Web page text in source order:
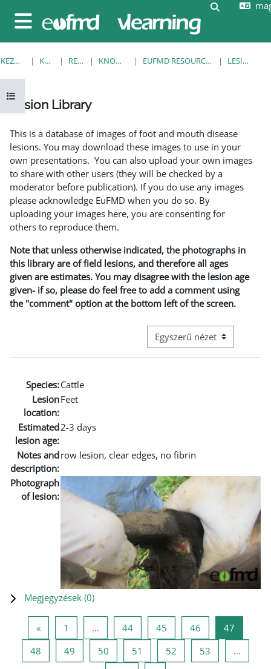
Oldalpanel
Keresési
Kurzusmutató megnyitása
KEZDŐOLDAL KURZUSOK RESOURCES KNOWLEDGE BANK EUFMD RESOURCES: CLINICAL DIAGNOSIS LESION LIBRARY
Lesion Library
This is a database of images of foot and mouth disease
lesions. You may download these images to use in your
own presentations. You can also upload your own images
to share with other users (they will be checked by a
moderator before publication). If you do use any images
please acknowledge EuFMD when you do so. By
uploading your images here, you are consenting for
others to reproduce them.
Note that unless otherwise indicated, the photographs in
this library are of field lesions, and therefore all ages
given are estimates. You may disagree with the lesion age
given- if so, please do feel free to add a comment using
the "comment" option at the bottom left of the screen.
Harmadik szintű navigáció
Species:Cattle
Lesion
location:
Feet
Estimated
lesion age:
2-3 days
Notes and
description:
row lesion, clear edges, no fibrin
Photograph
of lesion:
Megjegyzések (0)
«Előző oldal
1 … 4444 oldal
45 45 oldal
46 46 oldal
47
48 48 oldal
49 49 oldal
50 50 oldal
51 51 oldal
52 52 oldal
53
…